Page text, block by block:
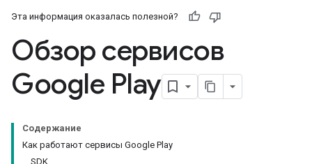
Эта информация оказалась полезной?
Обзор сервисов
Google Play
Содержание
Как работают сервисы Google Play
SDK